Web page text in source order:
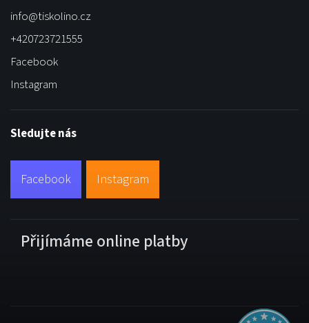
info@tiskolino.cz
+420723721555
Facebook
Instagram
Sledujte nás
Facebook Instagram
Přijímáme online platby